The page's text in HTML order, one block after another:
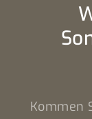
Kommen